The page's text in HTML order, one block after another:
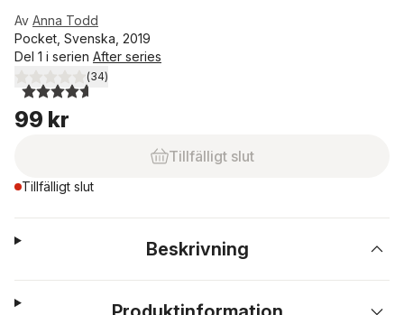
Av Anna Todd
Pocket, Svenska, 2019
Del 1 i serien After series
4,6utav 5 stjärnor. Totalt antal röster:
(34)
99 kr
Tillfälligt slut
Tillfälligt slut
Beskrivning